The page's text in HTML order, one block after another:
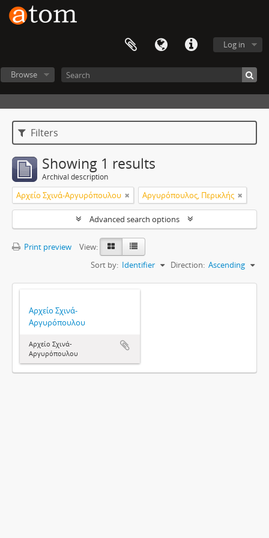
Log in
Browse
Filters
Showing 1 results
Archival description
Αρχείο Σχινά-Αργυρόπουλου Αργυρόπουλος, Περικλής
Advanced search options
Print preview
View:
Sort by: Identifier Direction: Ascending
Αρχείο Σχινά-
Αργυρόπουλου
Αρχείο Σχινά-
Αργυρόπουλου